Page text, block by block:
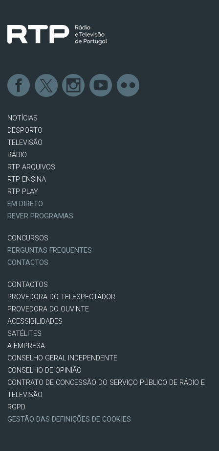
NOTÍCIAS
DESPORTO
TELEVISÃO
RÁDIO
RTP ARQUIVOS
RTP ENSINA
RTP PLAY
EM DIRETO
REVER PROGRAMAS
CONCURSOS
PERGUNTAS FREQUENTES
CONTACTOS
CONTACTOS
PROVEDORA DO TELESPECTADOR
PROVEDORA DO OUVINTE
ACESSIBILIDADES
SATÉLITES
A EMPRESA
CONSELHO GERAL INDEPENDENTE
CONSELHO DE OPINIÃO
CONTRATO DE CONCESSÃO DO SERVIÇO PÚBLICO DE RÁDIO E
TELEVISÃO
RGPD
GESTÃO DAS DEFINIÇÕES DE COOKIES